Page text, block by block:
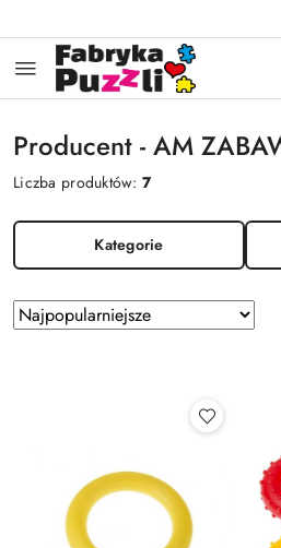
Producent - AM
Liczba produktów:7
Kategorie
Zastosowano
sortowanie:
Sortuj
według